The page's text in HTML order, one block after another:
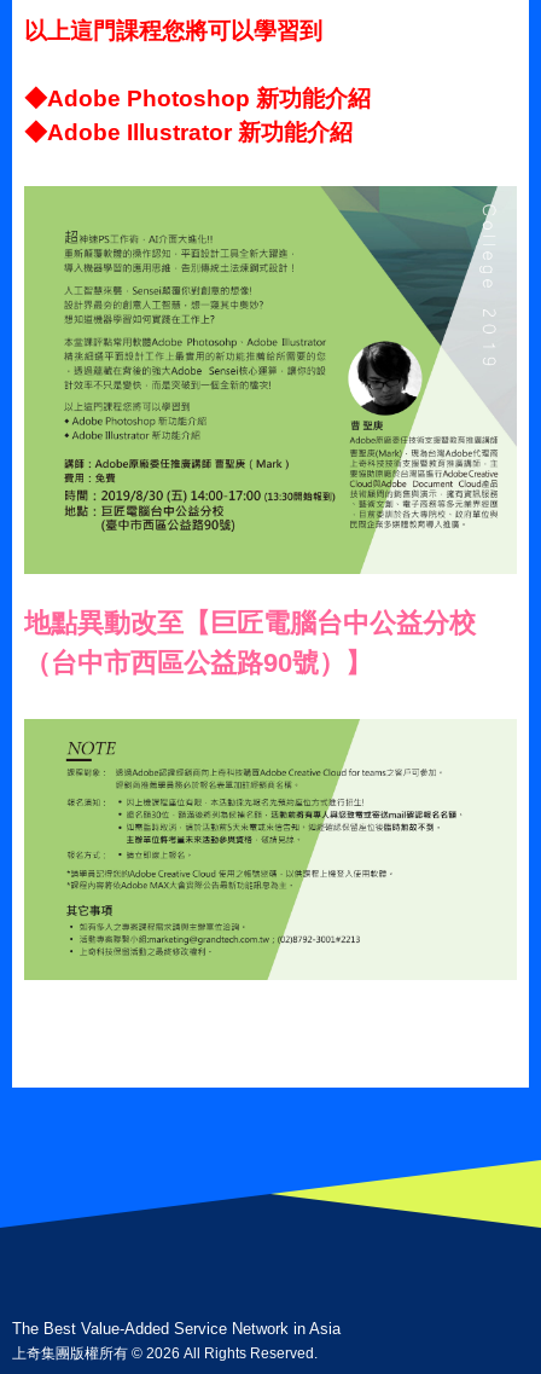
以上這門課程您將可以學習到
◆Adobe Photoshop 新功能介紹
◆Adobe Illustrator 新功能介紹
地點異動改至【巨匠電腦台中公益分校
（台中市西區公益路90號）】
The Best Value-Added Service Network in Asia
上奇集團版權所有 © 2026 All Rights Reserved.